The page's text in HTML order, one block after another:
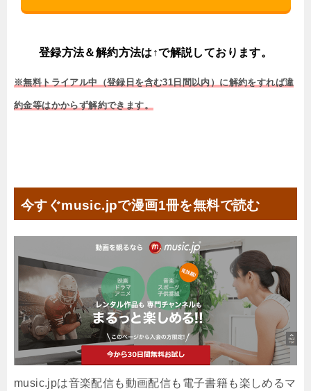
登録方法＆解約方法は↑で解説しております。
※無料トライアル中（登録日を含む31日間以内）に解約をすれば違
約金等はかからず解約できます。
今すぐmusic.jpで漫画1冊を無料で読む
music.jpは音楽配信も動画配信も電子書籍も楽しめるマ